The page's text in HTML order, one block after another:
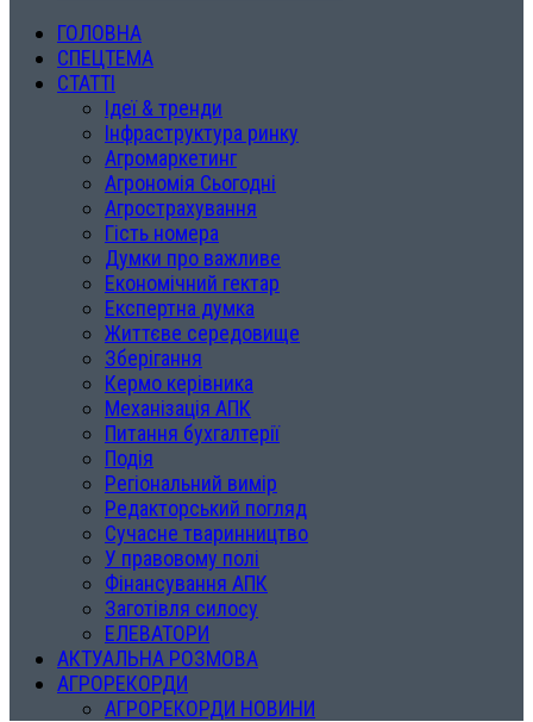
ГОЛОВНА
СПЕЦТЕМА
СТАТТІ
Ідеї & тренди
Інфраструктура ринку
Агромаркетинг
Агрономія Сьогодні
Агрострахування
Гість номера
Думки про важливе
Економічний гектар
Експертна думка
Життєве середовище
Зберігання
Кермо керівника
Механізація АПК
Питання бухгалтерії
Подія
Регіональний вимір
Редакторський погляд
Сучасне тваринництво
У правовому полі
Фінансування АПК
Заготівля силосу
ЕЛЕВАТОРИ
АКТУАЛЬНА РОЗМОВА
АГРОРЕКОРДИ
АГРОРЕКОРДИ НОВИНИ